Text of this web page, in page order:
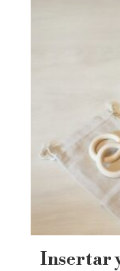
Insertar